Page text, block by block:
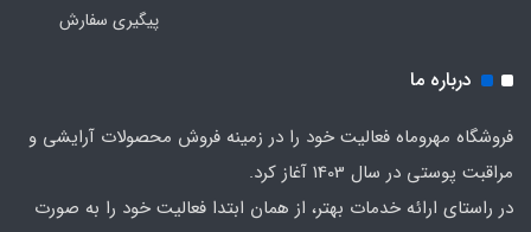
پیگیری سفارش
درباره ما
فروشگاه مهروماه فعالیت خود را در زمینه فروش محصولات آرایشی و
مراقبت پوستی در سال 1403 آغاز کرد.
در راستای ارائه خدمات بهتر، از همان ابتدا فعالیت خود را به صورت